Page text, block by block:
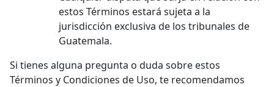
estos Términos estará sujeta a la
jurisdicción exclusiva de los tribunales de
Guatemala.
Si tienes alguna pregunta o duda sobre estos
Términos y Condiciones de Uso, te recomendamos